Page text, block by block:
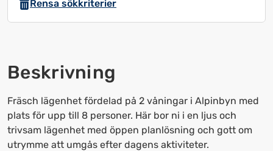
och
välja
Tryck
på
frågetecknet
för
att
få
välja
frågetecknet
för
att
få
Rensa sökkriterier
Beskrivning
Fräsch lägenhet fördelad på 2 våningar i Alpinbyn med
plats för upp till 8 personer. Här bor ni i en ljus och
trivsam lägenhet med öppen planlösning och gott om
utrymme att umgås efter dagens aktiviteter.